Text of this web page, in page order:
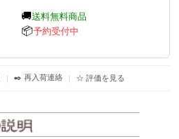
🚚送料無料商品
📦予約受付中
｜ ✒️ 再入荷連絡 ｜ ☆ 評価を見る